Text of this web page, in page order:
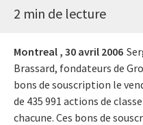
2 min de lecture
Montreal , 30 avril 2006
Brassard, fondateurs de
bons de souscription le
de 435 991 actions de
chacune. Ces bons de